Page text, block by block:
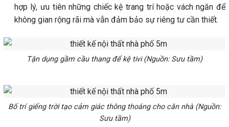
hợp lý, ưu tiên những chiếc kệ trang trí hoặc vách ngăn để
không gian rộng rãi mà vẫn đảm bảo sự riêng tư cần thiết.
Tận dụng gầm cầu thang để kệ tivi (Nguồn: Sưu tầm)
Bố trí giếng trời tạo cảm giác thông thoáng cho căn nhà (Nguồn:
Sưu tầm)